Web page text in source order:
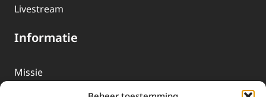
Livestream
Informatie
Missie